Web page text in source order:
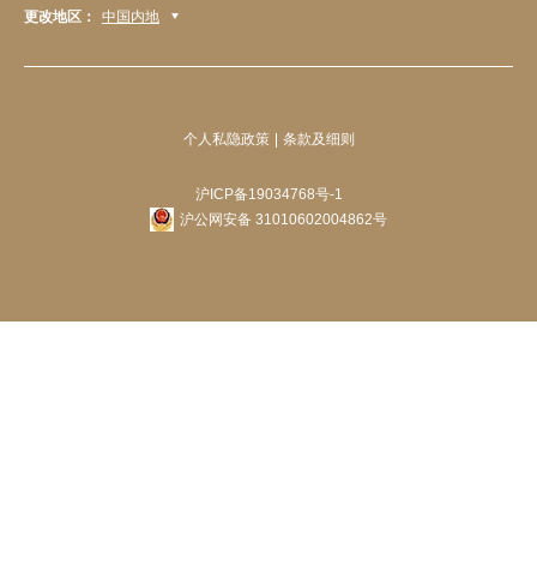
更改地区： 中国内地
个人私隐政策 条款及细则
沪ICP备19034768号-1
沪公网安备 31010602004862号